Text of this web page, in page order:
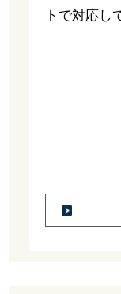
トで対応し